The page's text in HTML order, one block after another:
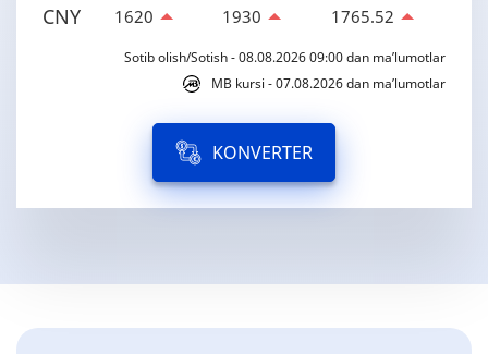
CNY 1620 1930 1765.52
Sotib olish/Sotish - 08.08.2026 09:00 dan ma’lumotlar
MB kursi - 07.08.2026 dan ma’lumotlar
KONVERTER